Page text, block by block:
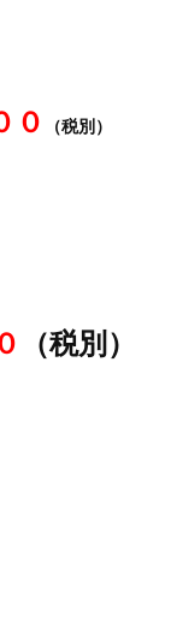
０ （税別）
（税別）